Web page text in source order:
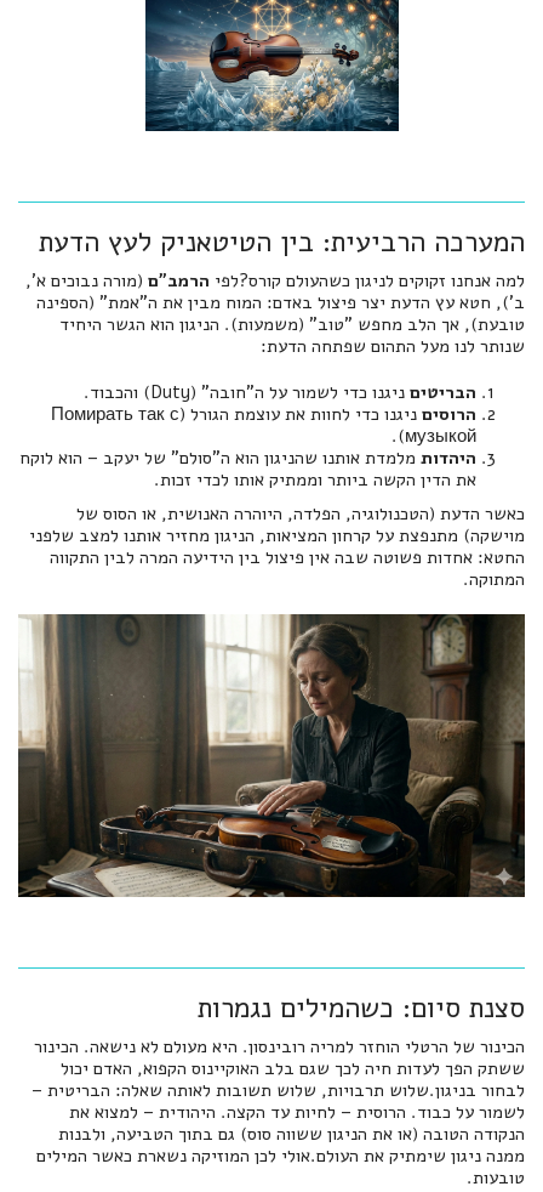
המערכה הרביעית: בין הטיטאניק לעץ הדעת
למה אנחנו זקוקים לניגון כשהעולם קורס?לפי הרמב"ם (מורה נבוכים א',
ב'), חטא עץ הדעת יצר פיצול באדם: המוח מבין את ה"אמת" (הספינה
טובעת), אך הלב מחפש "טוב" (משמעות). הניגון הוא הגשר היחיד
שנותר לנו מעל התהום שפתחה הדעת:
הבריטים ניגנו כדי לשמור על ה"חובה" (Duty) והכבוד.
הרוסים
ניגנו כדי לחוות את עוצמת הגורל (Помирать так с
музыкой).
היהדות מלמדת אותנו שהניגון הוא ה"סולם" של יעקב – הוא לוקח
את הדין הקשה ביותר וממתיק אותו לכדי זכות.
כאשר הדעת (הטכנולוגיה, הפלדה, היוהרה האנושית, או הסוס של
מוישקה) מתנפצת על קרחון המציאות, הניגון מחזיר אותנו למצב שלפני
החטא: אחדות פשוטה שבה אין פיצול בין הידיעה המרה לבין התקווה
המתוקה.
סצנת סיום: כשהמילים נגמרות
הכינור של הרטלי הוחזר למריה רובינסון. היא מעולם לא נישאה. הכינור
ששתק הפך לעדות חיה לכך שגם בלב האוקיינוס הקפוא, האדם יכול
לבחור בניגון.שלוש תרבויות, שלוש תשובות לאותה שאלה: הבריטית –
לשמור על כבוד. הרוסית – לחיות עד הקצה. היהודית – למצוא את
הנקודה הטובה (או את הניגון ששווה סוס) גם בתוך הטביעה, ולבנות
ממנה ניגון שימתיק את העולם.אולי לכן המוזיקה נשארת כאשר המילים
טובעות.